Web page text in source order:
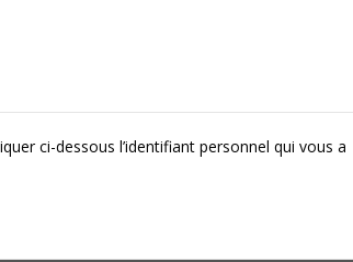
ci-dessous l’identifiant personnel qui vous a